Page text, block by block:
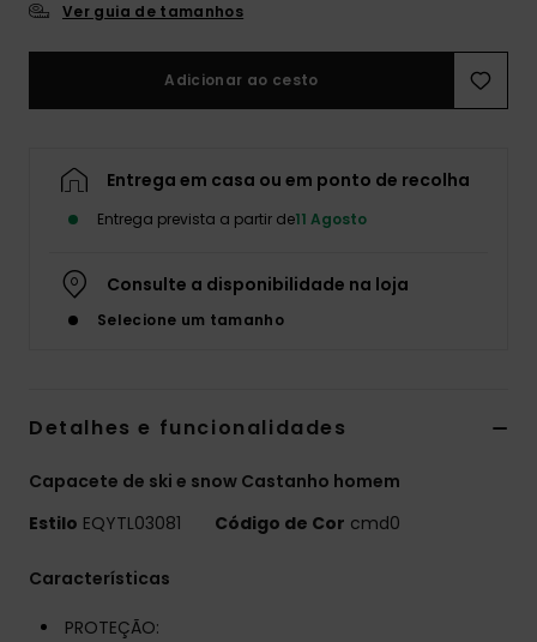
Ver guia de tamanhos
Adicionar ao cesto
Entrega em casa ou em ponto de recolha
Entrega prevista a partir de11 Agosto
Consulte a disponibilidade na loja
Selecione um tamanho
Detalhes e funcionalidades
Capacete de ski e snow Castanho homem
Estilo EQYTL03081 Código de Cor cmd0
Características
PROTEÇÃO: